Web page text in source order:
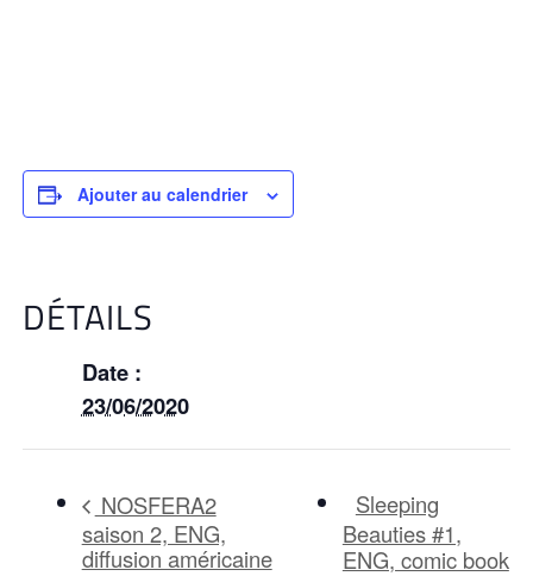
Ajouter au calendrier
DÉTAILS
Date :
23/06/2020
NOSFERA2
saison 2, ENG,
diffusion américaine
Sleeping
Beauties #1,
ENG, comic book